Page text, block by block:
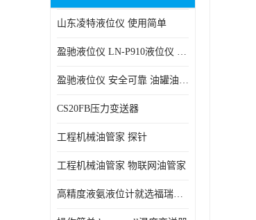
山东凌特液位仪 使用简单
盈驰液位仪 LN-P910液位仪 安全可靠
盈驰液位仪 安全可靠 油罐油位检测
CS20FB压力变送器
工程机械油管家 探针
工程机械油管家 物联网油管家
高精度液氨液位计就选福瑞德仪表